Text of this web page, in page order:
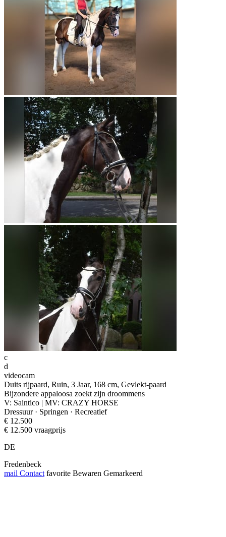
c
d
videocam
Duits rijpaard, Ruin, 3 Jaar, 168 cm, Gevlekt-paard
Bijzondere appaloosa zoekt zijn droommens
V: Saintico | MV: CRAZY HORSE
Dressuur · Springen · Recreatief
€ 12.500
€ 12.500 vraagprijs
DE
Fredenbeck
mail Contact favorite Bewaren Gemarkeerd